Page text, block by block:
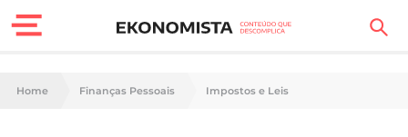
Finanças Pessoais
Home Finanças Pessoais Impostos e Leis